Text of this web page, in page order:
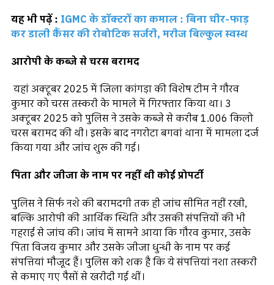
यह भी पढ़ें : IGMC के डॉक्टरों का कमाल : बिना चीर-फाड़
कर डाली कैंसर की रोबोटिक सर्जरी, मरीज बिल्कुल स्वस्थ
आरोपी के कब्जे से चरस बरामद
यहां अक्टूबर 2025 में जिला कांगड़ा की विशेष टीम ने गौरव
कुमार को चरस तस्करी के मामले में गिरफ्तार किया था। 3
अक्टूबर 2025 को पुलिस ने उसके कब्जे से करीब 1.006 किलो
चरस बरामद की थी। इसके बाद नगरोटा बगवां थाना में मामला दर्ज
किया गया और जांच शुरू की गई।
पिता और जीजा के नाम पर नहीं थी कोई प्रोपर्टी
पुलिस ने सिर्फ नशे की बरामदगी तक ही जांच सीमित नहीं रखी,
बल्कि आरोपी की आर्थिक स्थिति और उसकी संपत्तियों की भी
गहराई से जांच की। जांच में सामने आया कि गौरव कुमार, उसके
पिता विजय कुमार और उसके जीजा धुन्धी के नाम पर कई
संपत्तियां मौजूद हैं। पुलिस को शक है कि ये संपत्तियां नशा तस्करी
से कमाए गए पैसों से खरीदी गई थीं।